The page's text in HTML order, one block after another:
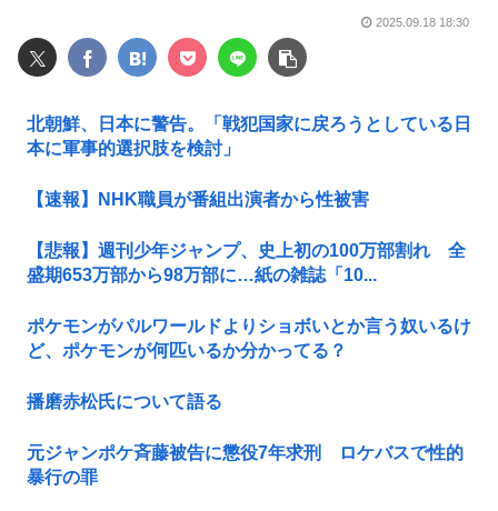
2025.09.18 18:30
北朝鮮、日本に警告。「戦犯国家に戻ろうとしている日
本に軍事的選択肢を検討」
【速報】NHK職員が番組出演者から性被害
【悲報】週刊少年ジャンプ、史上初の100万部割れ 全
盛期653万部から98万部に…紙の雑誌「10...
ポケモンがパルワールドよりショボいとか言う奴いるけ
ど、ポケモンが何匹いるか分かってる？
播磨赤松氏について語る
元ジャンポケ斉藤被告に懲役7年求刑 ロケバスで性的
暴行の罪